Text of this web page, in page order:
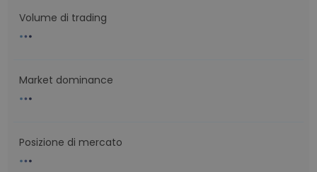
Volume di trading
Market dominance
Posizione di mercato